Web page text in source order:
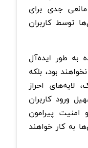
جدی برای
توسط کاربران
طور ایده‌آل
بود، بلکه
لایه‌های احراز
ورود کاربران
پیرامون
به کار خواهند